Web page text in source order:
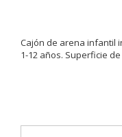
Cajón de arena infantil
1-12 años. Superficie